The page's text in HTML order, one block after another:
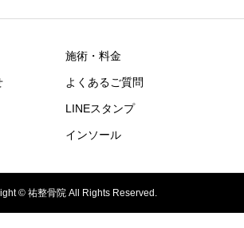
施術・料金
よくあるご質問
LINEスタンプ
インソール
© 祐整骨院 All Rights Reserved.